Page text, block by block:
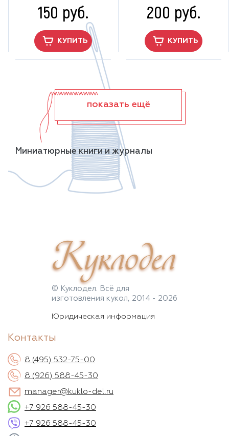
150 руб.
КУПИТЬ
200 руб.
КУПИТЬ
показать ещё
Миниатюрные книги и журналы
Куклодел
© Куклодел. Всё для
изготовления кукол, 2014 - 2026
Юридическая информация
Контакты
8 (495) 532-75-00
8 (926) 588-45-30
manager@kuklo-del.ru
+7 926 588-45-30
+7 926 588-45-30